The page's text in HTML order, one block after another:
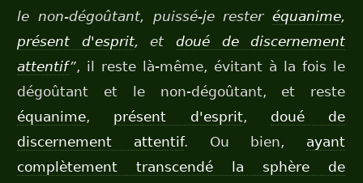
le non-dégoûtant, puissé-je resteréquanime,
présent d'esprit, etdoué de discernement
attentif”, il reste là-même, évitant à la fois le
dégoûtant et le non-dégoûtant, et reste
équanime, présent d'esprit, doué de
discernement attentif. Ou bien, ayant
complètement transcendé la sphère de